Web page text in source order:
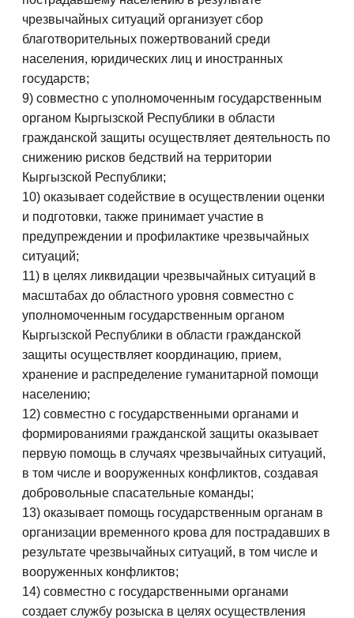
чрезвычайных ситуаций организует сбор
благотворительных пожертвований среди
населения, юридических лиц и иностранных
государств;
9) совместно с уполномоченным государственным
органом Кыргызской Республики в области
гражданской защиты осуществляет деятельность по
снижению рисков бедствий на территории
Кыргызской Республики;
10) оказывает содействие в осуществлении оценки
и подготовки, также принимает участие в
предупреждении и профилактике чрезвычайных
ситуаций;
11) в целях ликвидации чрезвычайных ситуаций в
масштабах до областного уровня совместно с
уполномоченным государственным органом
Кыргызской Республики в области гражданской
защиты осуществляет координацию, прием,
хранение и распределение гуманитарной помощи
населению;
12) совместно с государственными органами и
формированиями гражданской защиты оказывает
первую помощь в случаях чрезвычайных ситуаций,
в том числе и вооруженных конфликтов, создавая
добровольные спасательные команды;
13) оказывает помощь государственным органам в
организации временного крова для пострадавших в
результате чрезвычайных ситуаций, в том числе и
вооруженных конфликтов;
14) совместно с государственными органами
создает службу розыска в целях осуществления